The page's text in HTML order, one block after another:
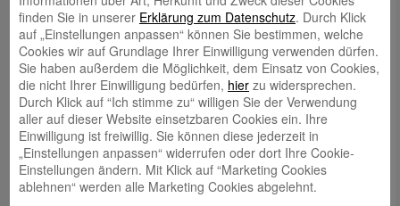
mail@sparkasse-odenwaldkreis.de
Telefon: 06062 500
Auch per WhatsApp erreichbar!
Neueste Beiträge
Sparkassen Kino Open-Air-Sommer 2026 startet
Öffnungszeiten der Sparkasse zum Wiesenmarkt
Herausragende Vertriebsleistung in Jahr 2025: Team
finden Sie in unserer Erklärung zum Datenschutz. Durch Klick
auf „Einstellungen anpassen“ können Sie bestimmen, welche
Cookies wir auf Grundlage Ihrer Einwilligung verwenden dürfen.
Sie haben außerdem die Möglichkeit, dem Einsatz von Cookies,
die nicht Ihrer Einwilligung bedürfen, hier zu widersprechen.
Durch Klick auf “Ich stimme zu“ willigen Sie der Verwendung
aller auf dieser Website einsetzbaren Cookies ein. Ihre
Einwilligung ist freiwillig. Sie können diese jederzeit in
„Einstellungen anpassen“ widerrufen oder dort Ihre Cookie-
Einstellungen ändern. Mit Klick auf “Marketing Cookies
ablehnen“ werden alle Marketing Cookies abgelehnt.